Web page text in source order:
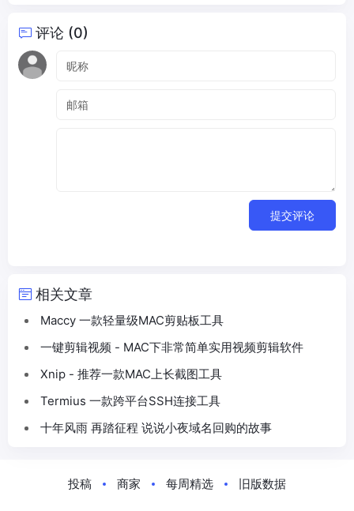
评论 (0)
提交评论
相关文章
Maccy 一款轻量级MAC剪贴板工具
一键剪辑视频 - MAC下非常简单实用视频剪辑软件
Xnip - 推荐一款MAC上长截图工具
Termius 一款跨平台SSH连接工具
十年风雨 再踏征程 说说小夜域名回购的故事
投稿 商家 每周精选 旧版数据